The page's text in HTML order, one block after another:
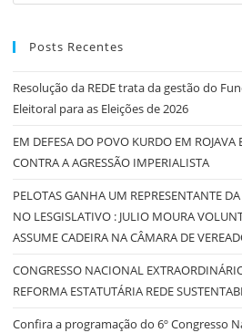
Posts Recentes
Resolução da REDE trata da gestão do
Eleitoral para as Eleições de 2026
EM DEFESA DO POVO KURDO EM ROJAVA
CONTRA A AGRESSÃO IMPERIALISTA
PELOTAS GANHA UM REPRESENTANTE DA
NO LESGISLATIVO : JULIO MOURA
ASSUME CADEIRA NA CÂMARA DE
CONGRESSO NACIONAL
REFORMA ESTATUTÁRIA REDE
Confira a programação do 6º Congresso